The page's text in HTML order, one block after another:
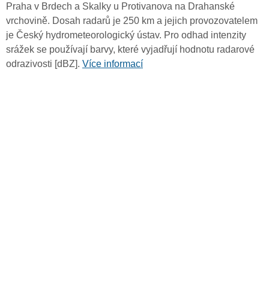
Praha v Brdech a Skalky u Protivanova na Drahanské
vrchovině. Dosah radarů je 250 km a jejich provozovatelem
je Český hydrometeorologický ústav. Pro odhad intenzity
srážek se používají barvy, které vyjadřují hodnotu radarové
odrazivosti [dBZ]. Více informací